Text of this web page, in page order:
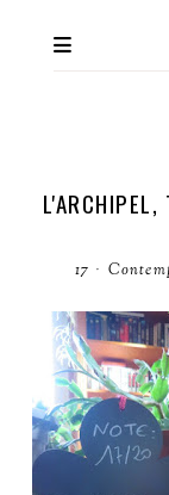
L'ARCHIPEL,
17 ·